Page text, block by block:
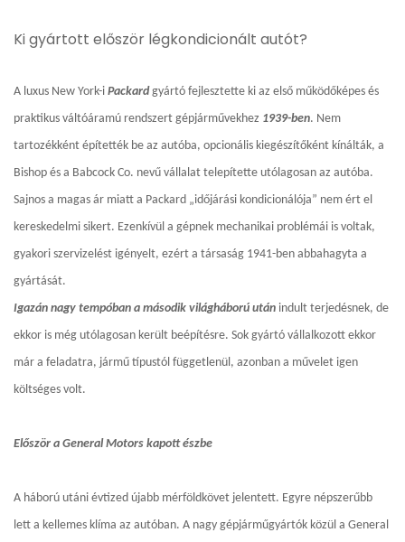
Ki gyártott először légkondicionált autót?
A luxus New York-i Packardgyártó fejlesztette ki az első működőképes és
praktikus váltóáramú rendszert gépjárművekhez 1939-ben. Nem
tartozékként építették be az autóba, opcionális kiegészítőként kínálták, a
Bishop és a Babcock Co. nevű vállalat telepítette utólagosan az autóba.
Sajnos a magas ár miatt a Packard „időjárási kondicionálója” nem ért el
kereskedelmi sikert. Ezenkívül a gépnek mechanikai problémái is voltak,
gyakori szervizelést igényelt, ezért a társaság 1941-ben abbahagyta a
gyártását.
Igazán nagy tempóban a második világháború után indult terjedésnek, de
ekkor is még utólagosan került beépítésre. Sok gyártó vállalkozott ekkor
már a feladatra, jármű típustól függetlenül, azonban a művelet igen
költséges volt.
Először a General Motors kapott észbe
A háború utáni évtized újabb mérföldkövet jelentett. Egyre népszerűbb
lett a kellemes klíma az autóban. A nagy gépjárműgyártók közül a General